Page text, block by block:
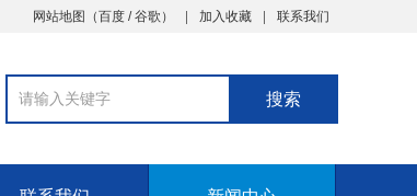
网站地图 （百度 /谷歌 ） 加入收藏 联系我们